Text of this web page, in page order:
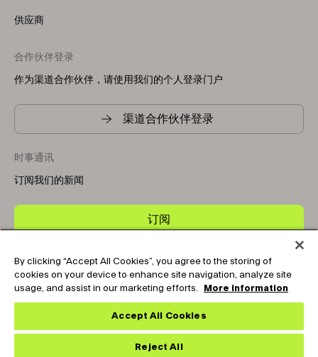
供应商
合作伙伴登录
作为渠道合作伙伴，请使用我们的个人登录门户
渠道合作伙伴登录
时事通讯
订阅我们的新闻
订阅
Copyright © 2025-2026 Tark Thermal Solutions. All rights
reserved.
Socials
By clicking “Accept All Cookies”, you agree to the storing of
cookies on your device to enhance site navigation, analyze site
usage, and assist in our marketing efforts.
More information
Accept All Cookies
Reject All